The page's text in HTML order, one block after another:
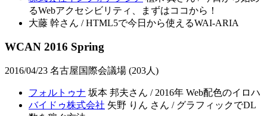
るWebアクセシビリティ、まずはココから！
大藤 幹さん / HTML5で今日から使えるWAI-ARIA
WCAN 2016 Spring
2016/04/23 名古屋国際会議場 (203人)
フォルトゥナ 坂本 邦夫さん / 2016年 Web配色のイロハ
バイドゥ株式会社 矢野 りん さん / グラフィックでDL